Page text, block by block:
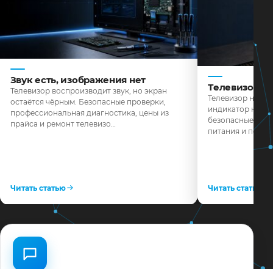
Звук есть, изображения нет
Телевизор воспроизводит звук, но экран
остаётся чёрным. Безопасные проверки,
профессиональная диагностика, цены из
прайса и ремонт телевизо…
Читать статью
Телевизор
Телевизор не
индикатор не
безопасные
питания и
Читать статью